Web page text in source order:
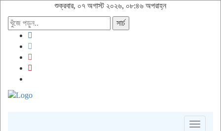
শুক্রবার, ০৭ অগাস্ট ২০২৬, ০৮:৪৬ অপরাহ্ন
সার্চ
Toggle